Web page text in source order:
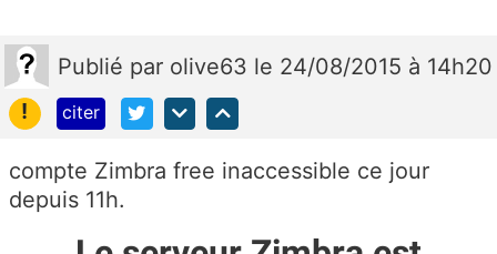
Publié par olive63 le 24/08/2015 à 14h20
!
citer
compte Zimbra free inaccessible ce jour
depuis 11h.